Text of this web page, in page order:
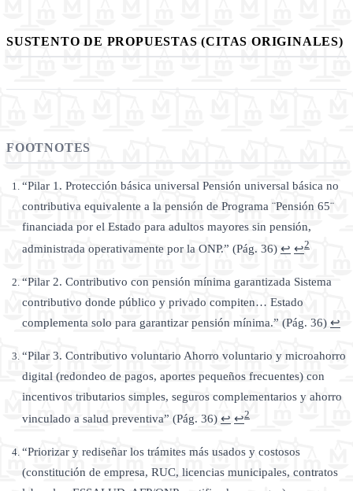
SUSTENTO DE PROPUESTAS (CITAS ORIGINALES)
FOOTNOTES
“Pilar 1. Protección básica universal Pensión universal básica no
contributiva equivalente a la pensión de Programa ¨Pensión 65¨
financiada por el Estado para adultos mayores sin pensión,
administrada operativamente por la ONP.” (Pág. 36) ↩ ↩2
“Pilar 2. Contributivo con pensión mínima garantizada Sistema
contributivo donde público y privado compiten… Estado
complementa solo para garantizar pensión mínima.” (Pág. 36) ↩
“Pilar 3. Contributivo voluntario Ahorro voluntario y microahorro
digital (redondeo de pagos, aportes pequeños frecuentes) con
incentivos tributarios simples, seguros complementarios y ahorro
vinculado a salud preventiva” (Pág. 36) ↩ ↩2
“Priorizar y rediseñar los trámites más usados y costosos
(constitución de empresa, RUC, licencias municipales, contratos